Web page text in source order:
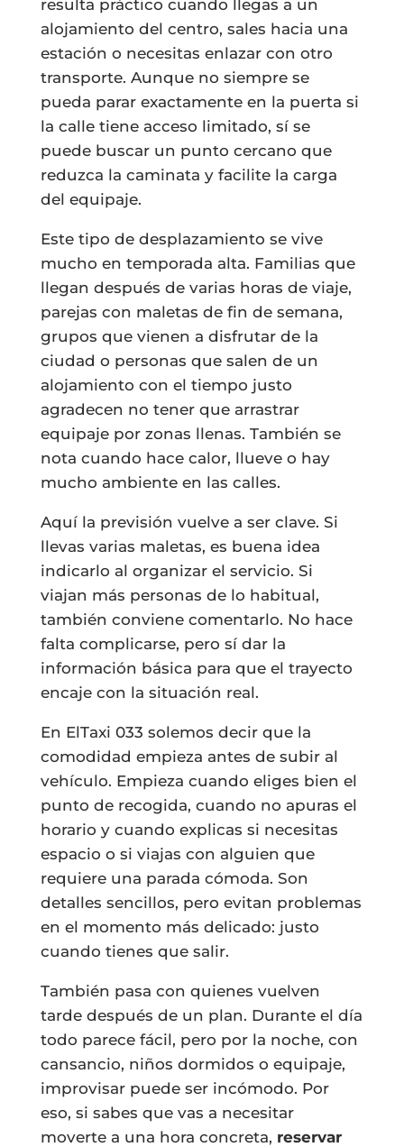
resulta práctico cuando llegas a un
alojamiento del centro, sales hacia una
estación o necesitas enlazar con otro
transporte. Aunque no siempre se
pueda parar exactamente en la puerta si
la calle tiene acceso limitado, sí se
puede buscar un punto cercano que
reduzca la caminata y facilite la carga
del equipaje.
Este tipo de desplazamiento se vive
mucho en temporada alta. Familias que
llegan después de varias horas de viaje,
parejas con maletas de fin de semana,
grupos que vienen a disfrutar de la
ciudad o personas que salen de un
alojamiento con el tiempo justo
agradecen no tener que arrastrar
equipaje por zonas llenas. También se
nota cuando hace calor, llueve o hay
mucho ambiente en las calles.
Aquí la previsión vuelve a ser clave. Si
llevas varias maletas, es buena idea
indicarlo al organizar el servicio. Si
viajan más personas de lo habitual,
también conviene comentarlo. No hace
falta complicarse, pero sí dar la
información básica para que el trayecto
encaje con la situación real.
En ElTaxi 033 solemos decir que la
comodidad empieza antes de subir al
vehículo. Empieza cuando eliges bien el
punto de recogida, cuando no apuras el
horario y cuando explicas si necesitas
espacio o si viajas con alguien que
requiere una parada cómoda. Son
detalles sencillos, pero evitan problemas
en el momento más delicado: justo
cuando tienes que salir.
También pasa con quienes vuelven
tarde después de un plan. Durante el día
todo parece fácil, pero por la noche, con
cansancio, niños dormidos o equipaje,
improvisar puede ser incómodo. Por
eso, si sabes que vas a necesitar
moverte a una hora concreta, reservar